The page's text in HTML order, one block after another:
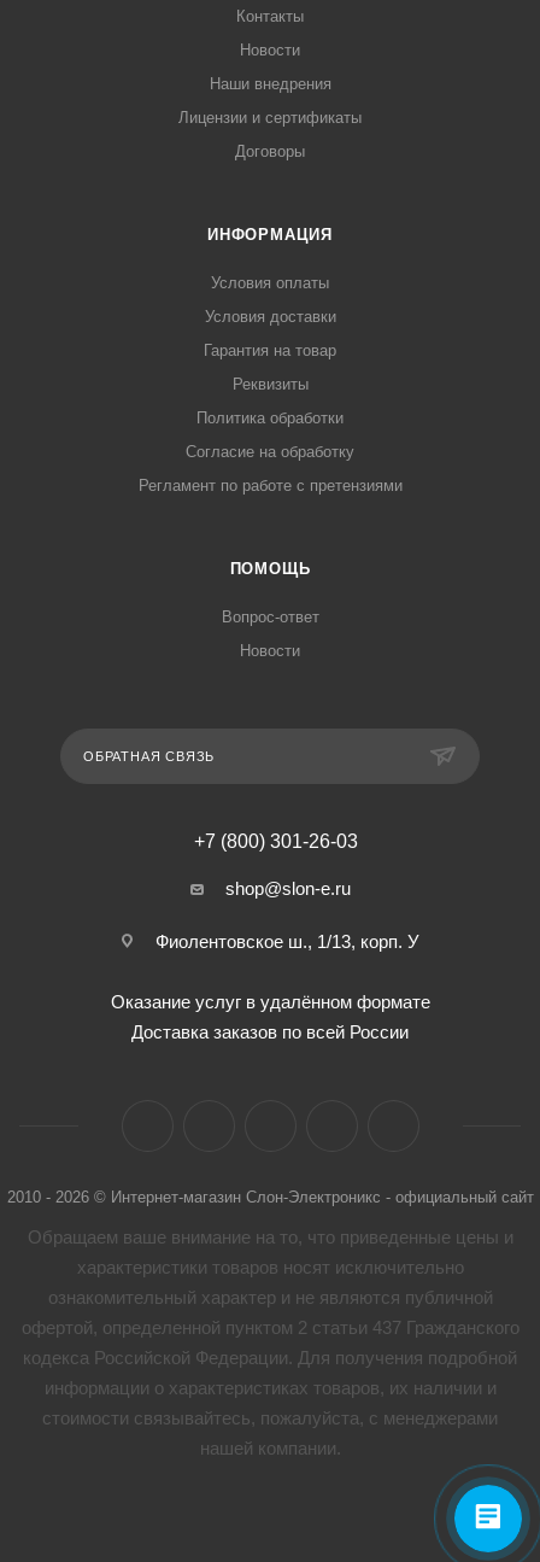
Контакты
Новости
Наши внедрения
Лицензии и сертификаты
Договоры
ИНФОРМАЦИЯ
Условия оплаты
Условия доставки
Гарантия на товар
Реквизиты
Политика обработки
Согласие на обработку
Регламент по работе с претензиями
ПОМОЩЬ
Вопрос-ответ
Новости
ОБРАТНАЯ СВЯЗЬ
+7 (800) 301-26-03
shop@slon-e.ru
Фиолентовское ш., 1/13, корп. У
Оказание услуг в удалённом формате
Доставка заказов по всей России
2010 - 2026 © Интернет-магазин Слон-Электроникс - официальный сайт
Обращаем ваше внимание на то, что приведенные цены и
характеристики товaров носят исключительно
ознакомительный характер и не являются публичной
офертой, определенной пунктом 2 статьи 437 Гражданского
кодекса Российской Федерации. Для получения подробной
информации о характеристиках товaров, их наличии и
стоимости связывайтесь, пожалуйста, с менеджерами
нашей компании.